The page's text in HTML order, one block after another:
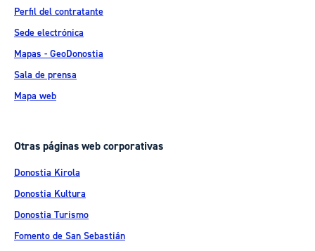
Perfil del contratante
Sede electrónica
Mapas - GeoDonostia
Sala de prensa
Mapa web
Otras páginas web corporativas
Donostia Kirola
Donostia Kultura
Donostia Turismo
Fomento de San Sebastián